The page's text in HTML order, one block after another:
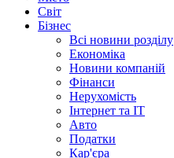
Світ
Бізнес
Всі новини розділу
Економіка
Новини компаній
Фінанси
Нерухомість
Інтернет та IT
Авто
Податки
Кар'єра